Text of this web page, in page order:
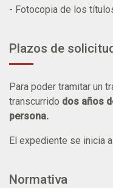
- Fotocopia de los
Plazos de
Para poder tramitar un
transcurrido dos años
persona.
El expediente se inicia
Normativa